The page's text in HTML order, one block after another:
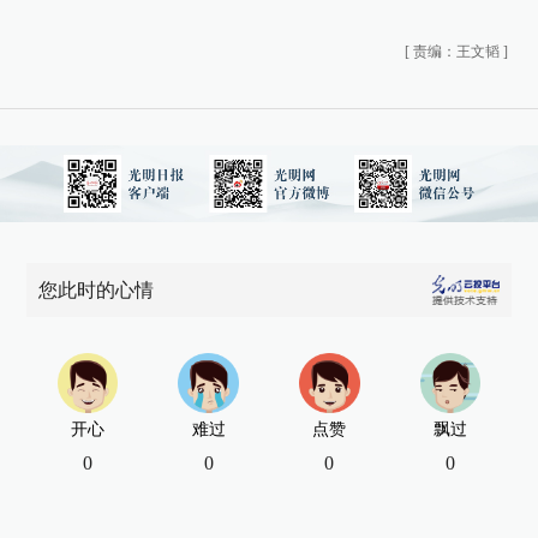
[ 责编：王文韬 ]
您此时的心情
开心
0
难过
0
点赞
0
飘过
0